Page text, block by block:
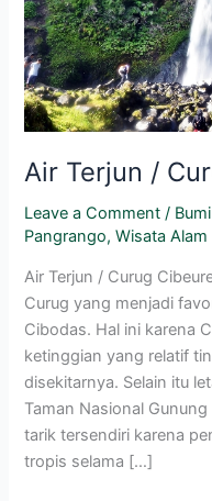
Air Terjun /
Leave a Comment /
Pangrango,Wisata
Air Terjun / Curug
Curug yang menjadi
Cibodas. Hal ini karena
ketinggian yang relatif
disekitarnya. Selain itu
Taman Nasional
tarik tersendiri karena
tropis selama […]